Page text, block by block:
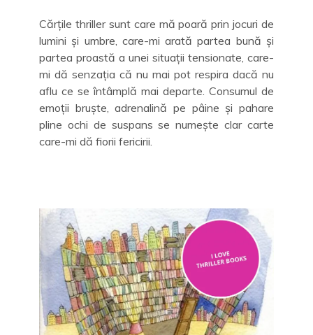
Cărțile thriller sunt care mă poară prin jocuri de
lumini și umbre, care-mi arată partea bună și
partea proastă a unei situații tensionate, care-
mi dă senzația că nu mai pot respira dacă nu
aflu ce se întâmplă mai departe. Consumul de
emoții bruște, adrenalină pe pâine și pahare
pline ochi de suspans se numește clar carte
care-mi dă fiorii fericirii.